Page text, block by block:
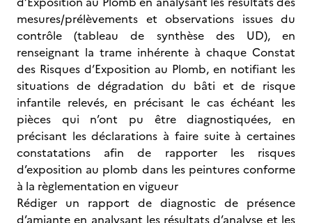
mesures/prélèvements et observations issues du
contrôle (tableau de synthèse des UD), en
renseignant la trame inhérente à chaque Constat
des Risques d’Exposition au Plomb, en notifiant les
situations de dégradation du bâti et de risque
infantile relevés, en précisant le cas échéant les
pièces qui n’ont pu être diagnostiquées, en
précisant les déclarations à faire suite à certaines
constatations afin de rapporter les risques
d’exposition au plomb dans les peintures conforme
à la règlementation en vigueur
Rédiger un rapport de diagnostic de présence
d’amiante en analysant les résultats d’analyse et les